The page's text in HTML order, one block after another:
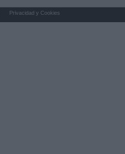
Privacidad y Cookies